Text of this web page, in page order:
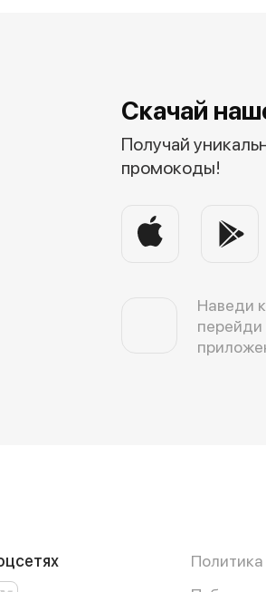
Скачай
Получай
промокоды!
Наведи
перейди